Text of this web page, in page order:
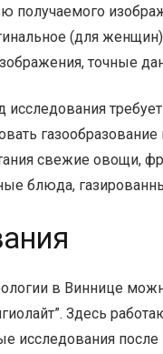
получаемого
(для
точные
свежие овощи,
блюда,
в Виннице
Здесь
исследования